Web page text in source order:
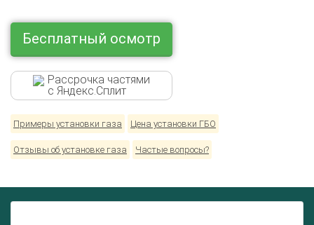
Бесплатный осмотр
Рассрочка частями
с Яндекс.Сплит
Примеры установки газа Цена установки ГБО
Отзывы об установке газа Частые вопросы?